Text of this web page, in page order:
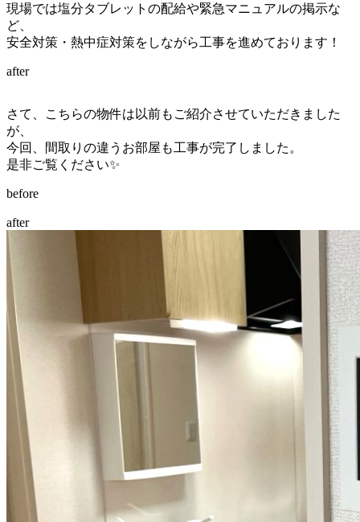
現場では塩分タブレットの配給や緊急マニュアルの掲示な
ど、
安全対策・熱中症対策をしながら工事を進めております！
after
さて、こちらの物件は以前もご紹介させていただきました
が、
今回、間取りの違うお部屋も工事が完了しました。
是非ご覧ください✨
before
after